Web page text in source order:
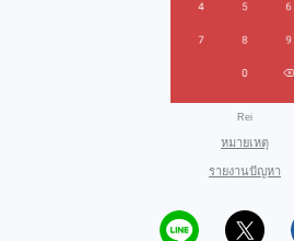
Rei
หมายเหตุ
รายงานปัญหา